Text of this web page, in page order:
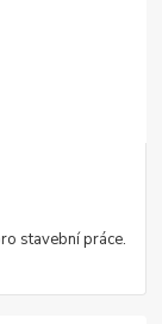
stavební práce.